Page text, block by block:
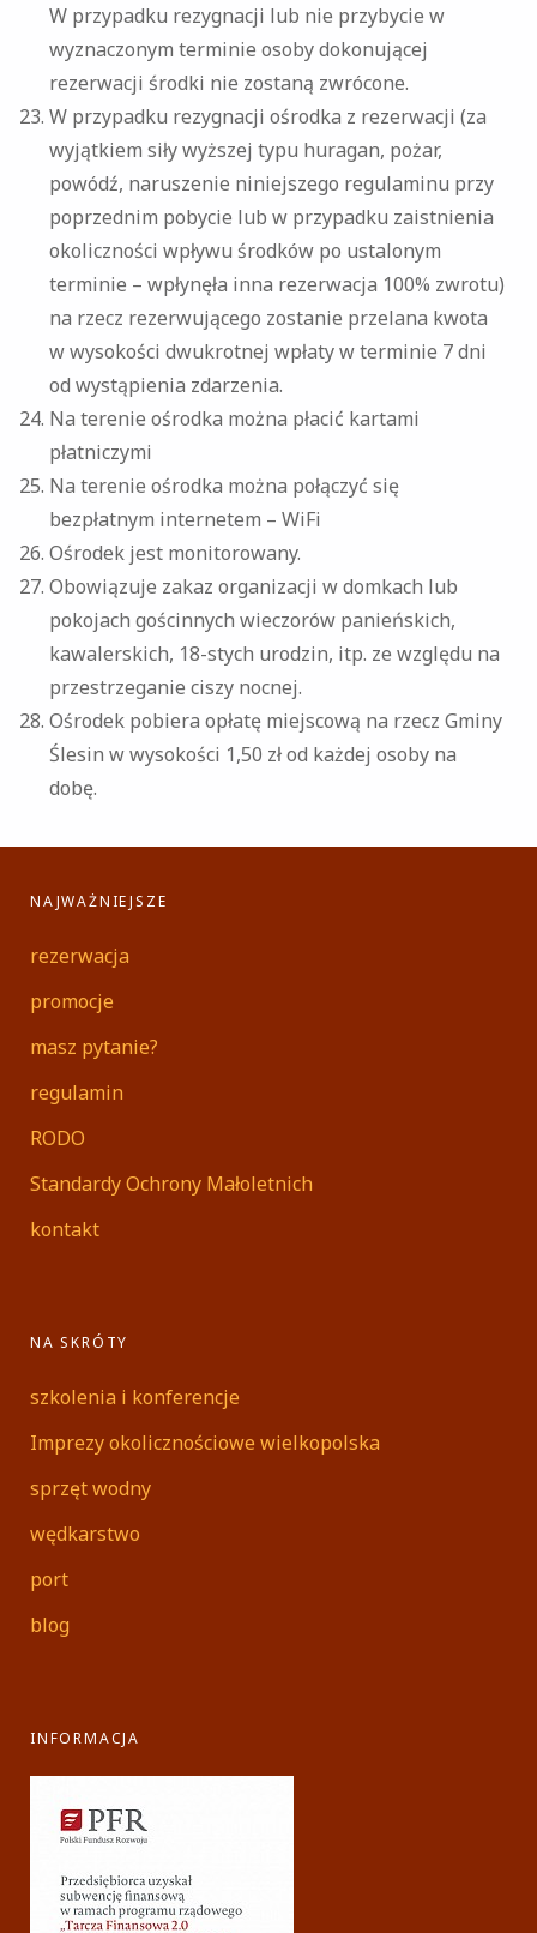
W przypadku rezygnacji lub nie przybycie w
wyznaczonym terminie osoby dokonującej
rezerwacji środki nie zostaną zwrócone.
W przypadku rezygnacji ośrodka z rezerwacji (za
wyjątkiem siły wyższej typu huragan, pożar,
powódź, naruszenie niniejszego regulaminu przy
poprzednim pobycie lub w przypadku zaistnienia
okoliczności wpływu środków po ustalonym
terminie – wpłynęła inna rezerwacja 100% zwrotu)
na rzecz rezerwującego zostanie przelana kwota
w wysokości dwukrotnej wpłaty w terminie 7 dni
od wystąpienia zdarzenia.
Na terenie ośrodka można płacić kartami
płatniczymi
Na terenie ośrodka można połączyć się
bezpłatnym internetem – WiFi
Ośrodek jest monitorowany.
Obowiązuje zakaz organizacji w domkach lub
pokojach gościnnych wieczorów panieńskich,
kawalerskich, 18-stych urodzin, itp. ze względu na
przestrzeganie ciszy nocnej.
Ośrodek pobiera opłatę miejscową na rzecz Gminy
Ślesin w wysokości 1,50 zł od każdej osoby na
dobę.
NAJWAŻNIEJSZE
rezerwacja
promocje
masz pytanie?
regulamin
RODO
Standardy Ochrony Małoletnich
kontakt
NA SKRÓTY
szkolenia i konferencje
Imprezy okolicznościowe wielkopolska
sprzęt wodny
wędkarstwo
port
blog
INFORMACJA